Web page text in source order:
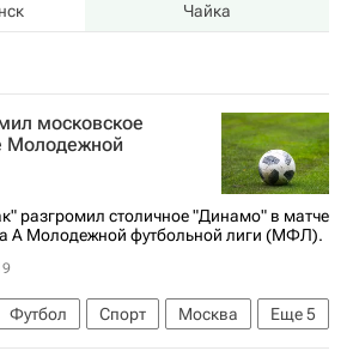
Чайка
московское
Молодежной
разгромил столичное "Динамо" в матче
А Молодежной футбольной лиги (МФЛ).
Еще5
Футбол Спорт
Москва
Екатеринбург